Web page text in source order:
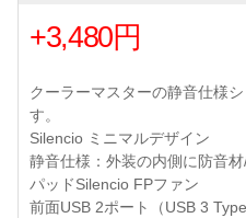
+3,480円
クーラーマスターの静音仕様
す。
Silencio ミニマルデザイン
静音仕様：外装の内側に防音
パッドSilencio FPファン
前面USB 2ポート（USB 3